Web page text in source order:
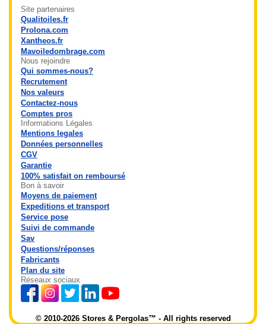
Site partenaires
Qualitoiles.fr
Prolona.com
Xantheos.fr
Mavoiledombrage.com
Nous rejoindre
Qui sommes-nous?
Recrutement
Nos valeurs
Contactez-nous
Comptes pros
Informations Légales
Mentions legales
Données personnelles
CGV
Garantie
100% satisfait on remboursé
Bon à savoir
Moyens de paiement
Expeditions et transport
Service pose
Suivi de commande
Sav
Questions/réponses
Fabricants
Plan du site
Réseaux sociaux
© 2010-2026 Stores & Pergolas™ - All rights reserved